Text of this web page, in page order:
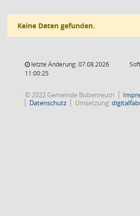
Keine Daten gefunden.
letzte Änderung: 07.08.2026
11:00:25
© 2022 Gemeinde Bubenreuth
Datenschutz
Umsetzung: